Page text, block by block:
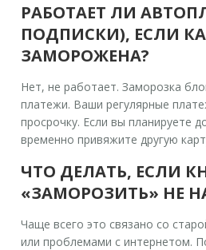
РАБОТАЕТ ЛИ
ПОДПИСКИ), ЕСЛИ
ЗАМОРОЖЕНА?
Нет, не работает. Заморозка
платежи. Ваши регулярные
просрочку. Если вы планируете
временно привяжите другую
ЧТО ДЕЛАТЬ, ЕСЛИ
«ЗАМОРОЗИТЬ» НЕ
Чаще всего это связано со
или проблемами с интернетом.